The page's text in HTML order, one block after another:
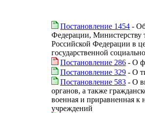
Постановление 1454 -
Федерации, Министерству
Российской Федерации в
государственной
Постановление 286 - О
Постановление 329 - О
Постановление 583 - О
органов, а также
военная и приравненная к
учреждений